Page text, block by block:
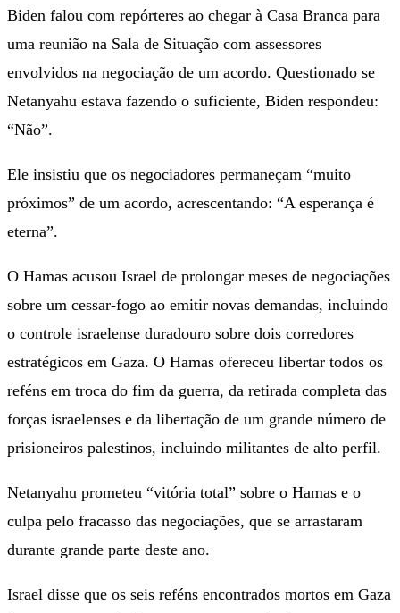
Biden falou com repórteres ao chegar à Casa Branca para
uma reunião na Sala de Situação com assessores
envolvidos na negociação de um acordo. Questionado se
Netanyahu estava fazendo o suficiente, Biden respondeu:
“Não”.
Ele insistiu que os negociadores permaneçam “muito
próximos” de um acordo, acrescentando: “A esperança é
eterna”.
O Hamas acusou Israel de prolongar meses de negociações
sobre um cessar-fogo ao emitir novas demandas, incluindo
o controle israelense duradouro sobre dois corredores
estratégicos em Gaza. O Hamas ofereceu libertar todos os
reféns em troca do fim da guerra, da retirada completa das
forças israelenses e da libertação de um grande número de
prisioneiros palestinos, incluindo militantes de alto perfil.
Netanyahu prometeu “vitória total” sobre o Hamas e o
culpa pelo fracasso das negociações, que se arrastaram
durante grande parte deste ano.
Israel disse que os seis reféns encontrados mortos em Gaza